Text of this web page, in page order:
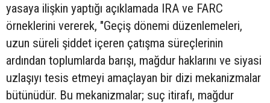
yasaya ilişkin yaptığı açıklamada IRA ve FARC
örneklerini vererek, "Geçiş dönemi düzenlemeleri,
uzun süreli şiddet içeren çatışma süreçlerinin
ardından toplumlarda barışı, mağdur haklarını ve siyasi
uzlaşıyı tesis etmeyi amaçlayan bir dizi mekanizmalar
bütünüdür. Bu mekanizmalar; suç itirafı, mağdur